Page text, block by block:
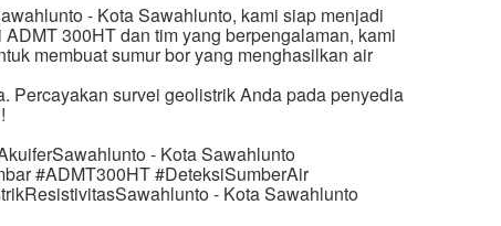
- Kota Sawahlunto, kami siap menjadi
300HT dan tim yang berpengalaman, kami
membuat sumur bor yang menghasilkan air
Percayakan survei geolistrik Anda pada penyedia
- Kota Sawahlunto
#ADMT300HT #DeteksiSumberAir
- Kota Sawahlunto